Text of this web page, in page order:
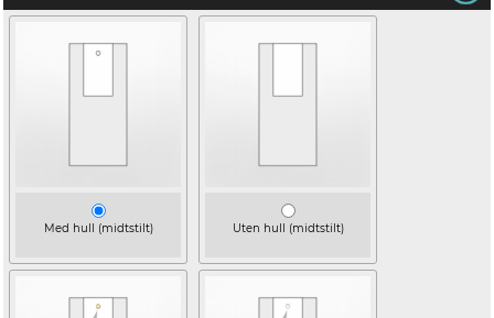
Med hull (midtstilt) Uten hull (midtstilt)